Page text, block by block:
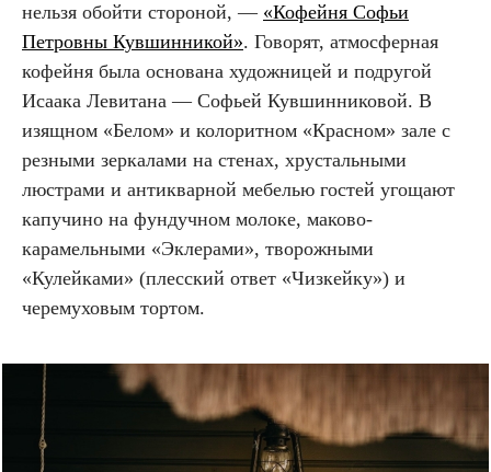
нельзя обойти стороной, — «Кофейня Софьи
Петровны Кувшинникой». Говорят, атмосферная
кофейня была основана художницей и подругой
Исаака Левитана — Софьей Кувшинниковой. В
изящном «Белом» и колоритном «Красном» зале с
резными зеркалами на стенах, хрустальными
люстрами и антикварной мебелью гостей угощают
капучино на фундучном молоке, маково-
карамельными «Эклерами», творожными
«Кулейками» (плесский ответ «Чизкейку») и
черемуховым тортом.